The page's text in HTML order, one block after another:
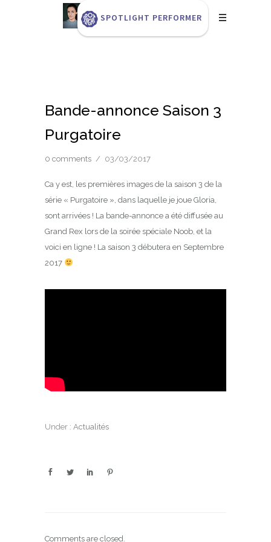
SPOTLIGHT PERFORMER
Bande-annonce Saison 3
Purgatoire
0 comments / 03/03/2017
Ca y est, les premières images de la saison 3 de la
série « Purgatoire », dans laquelle je joue Gloria,
sont arrivées ! La bande-annonce a été diffusée au
Grand Rex lors de la soirée spéciale Noob, et la
voici en ligne ! La saison 3 débutera en Septembre
2017
Under : Actualités
Comments are closed.